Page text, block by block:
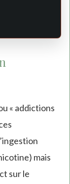
« addictions
mais
sur le